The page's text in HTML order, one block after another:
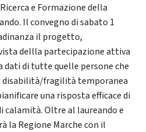
e Formazione della
Il convegno di sabato 1
il progetto,
dellla partecipazione attiva
di tutte quelle persone che
disabilità/fragilità temporanea
una risposta efficace di
calamità. Oltre al laureando e
la Regione Marche con il